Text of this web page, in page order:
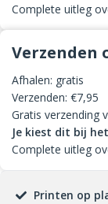
Complete uitleg
Verzenden
Afhalen: gratis
Verzenden: €7,95
Gratis verzending
Je kiest dit bij
Complete uitleg
Printen op